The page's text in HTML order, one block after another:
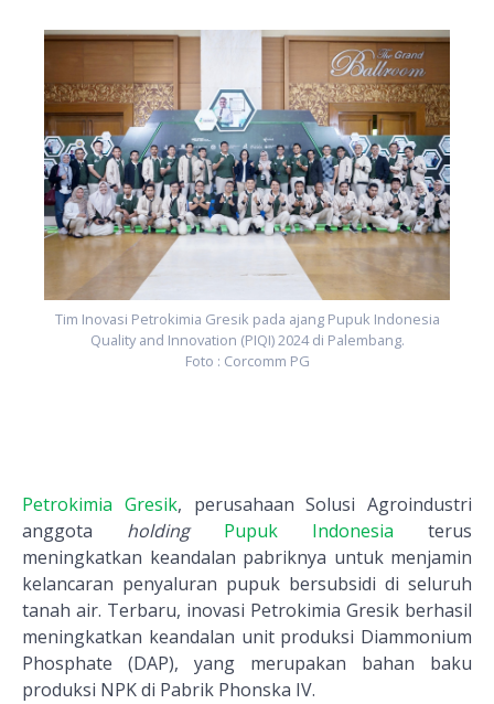
Tim Inovasi Petrokimia Gresik pada ajang Pupuk Indonesia
Quality and Innovation (PIQI) 2024 di Palembang.
Foto : Corcomm PG
Petrokimia Gresik, perusahaan Solusi Agroindustri
anggota holding Pupuk Indonesia terus
meningkatkan keandalan pabriknya untuk menjamin
kelancaran penyaluran pupuk bersubsidi di seluruh
tanah air. Terbaru, inovasi Petrokimia Gresik berhasil
meningkatkan keandalan unit produksi Diammonium
Phosphate (DAP), yang merupakan bahan baku
produksi NPK di Pabrik Phonska IV.